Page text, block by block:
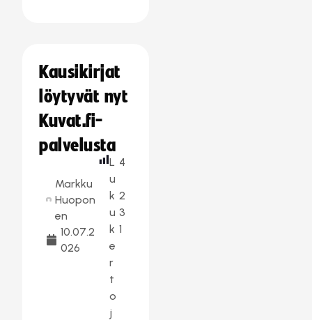
Kausikirjat
löytyvät nyt
Kuvat.fi-
palvelusta
Markku
Huopon
en
10.07.2
026
L
u
k
u
k
e
r
t
o
j
4
2
3
1